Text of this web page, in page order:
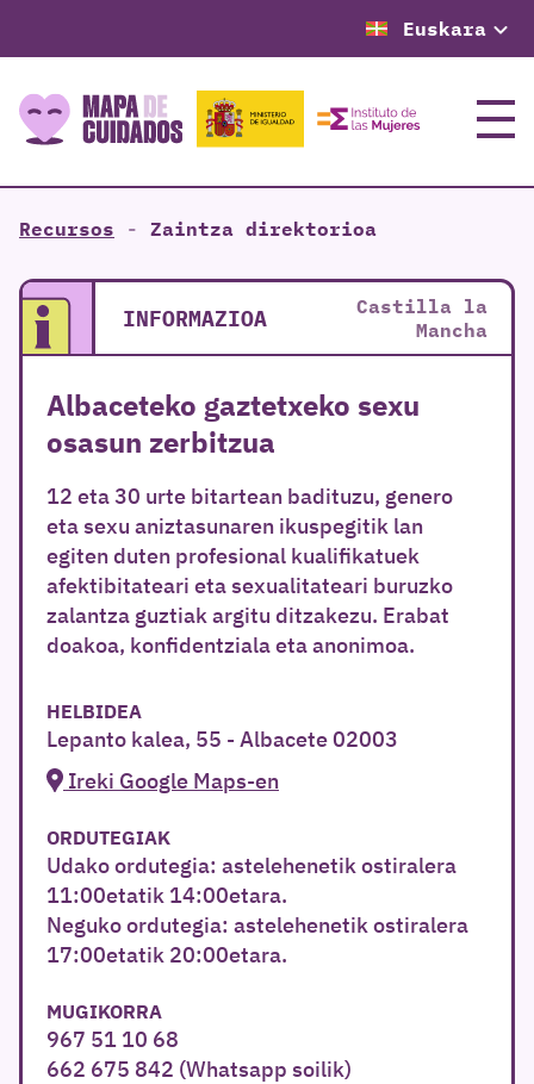
Euskara
Menua
Recursos - Zaintza direktorioa
INFORMAZIOA
Castilla la
Mancha
Albaceteko gaztetxeko sexu
osasun zerbitzua
12 eta 30 urte bitartean badituzu, genero
eta sexu aniztasunaren ikuspegitik lan
egiten duten profesional kualifikatuek
afektibitateari eta sexualitateari buruzko
zalantza guztiak argitu ditzakezu. Erabat
doakoa, konfidentziala eta anonimoa.
HELBIDEA
Lepanto kalea, 55 - Albacete 02003
Ireki Google Maps-en
ORDUTEGIAK
Udako ordutegia: astelehenetik ostiralera
11:00etatik 14:00etara.
Neguko ordutegia: astelehenetik ostiralera
17:00etatik 20:00etara.
MUGIKORRA
967 51 10 68
662 675 842 (Whatsapp soilik)